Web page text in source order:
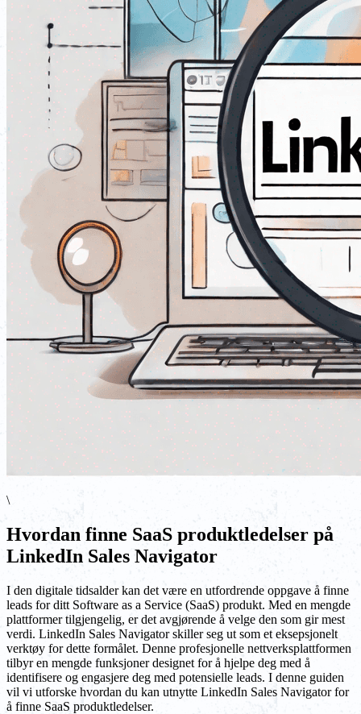
\
Hvordan finne SaaS produktledelser på
LinkedIn Sales Navigator
I den digitale tidsalder kan det være en utfordrende oppgave å finne
leads for ditt Software as a Service (SaaS) produkt. Med en mengde
plattformer tilgjengelig, er det avgjørende å velge den som gir mest
verdi. LinkedIn Sales Navigator skiller seg ut som et eksepsjonelt
verktøy for dette formålet. Denne profesjonelle nettverksplattformen
tilbyr en mengde funksjoner designet for å hjelpe deg med å
identifisere og engasjere deg med potensielle leads. I denne guiden
vil vi utforske hvordan du kan utnytte LinkedIn Sales Navigator for
å finne SaaS produktledelser.